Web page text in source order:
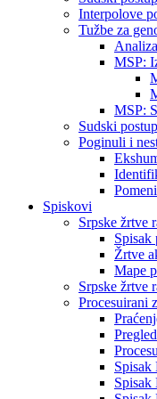
Interpolove
Tužbe za
MSP:
MSP:
Sudski
Poginuli i
Spiskovi
Srpske žrtve
Spisak
Žrtve
Mape
Srpske žrtve
Procesuirani
Spisak